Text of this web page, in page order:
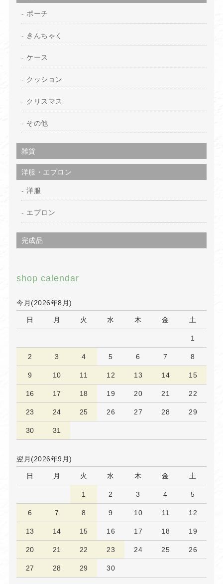
ポーチ
きんちゃく
ケース
クッション
クリスマス
その他
雑貨
洋服・エプロン
洋服
エプロン
完成品
shop calendar
今月(2026年8月)
日 月 火 水 木 金 土
1
2 3 4 5 6 7 8
9 10 11 12 13 14 15
16 17 18 19 20 21 22
23 24 25 26 27 28 29
30 31
翌月(2026年9月)
日 月 火 水 木 金 土
1 2 3 4 5
6 7 8 9 10 11 12
13 14 15 16 17 18 19
20 21 22 23 24 25 26
27 28 29 30